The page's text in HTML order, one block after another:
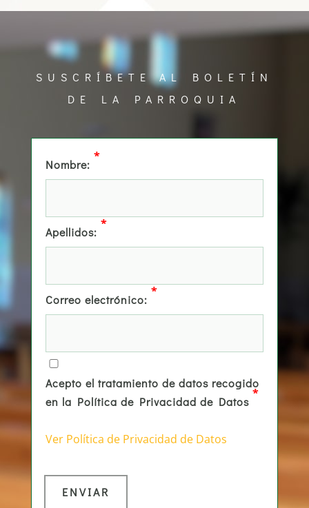
SUSCRÍBETE AL BOLETÍN
DE LA PARROQUIA
Nombre:
*
Apellidos:
*
Correo electrónico:
*
Acepto el tratamiento de datos recogido
en la Política de Privacidad de Datos
*
Ver Política de Privacidad de Datos